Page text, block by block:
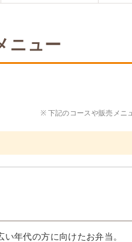
ニュー
※ 下記のコースや販売メニ
い年代の方に向けたお弁当。